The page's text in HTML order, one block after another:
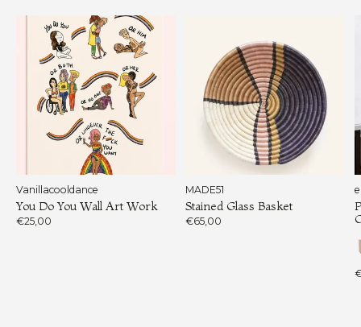
Vanillacooldance
You Do You Wall Art Work
€25,00
MADE51
Stained Glass Basket
€65,00